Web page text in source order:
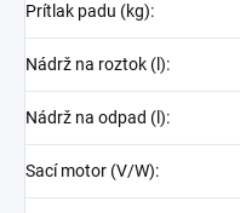
Prítlak padu (kg):
Nádrž na roztok (l):
Nádrž na odpad (l):
Sací motor (V/W):